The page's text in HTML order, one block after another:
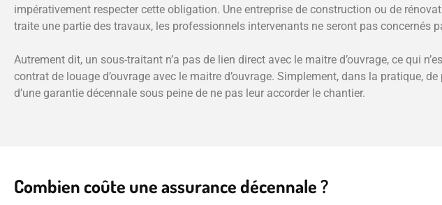
impérativement respecter cette obligation. Une entreprise de construction ou de
traite une partie des travaux, les professionnels intervenants ne seront pas concernés
Autrement dit, un sous-traitant n’a pas de lien direct avec le maitre d’ouvrage, ce qui
contrat de louage d’ouvrage avec le maitre d’ouvrage. Simplement, dans la pratique,
d’une garantie décennale sous peine de ne pas leur accorder le chantier.
Combien coûte une assurance décennale ?